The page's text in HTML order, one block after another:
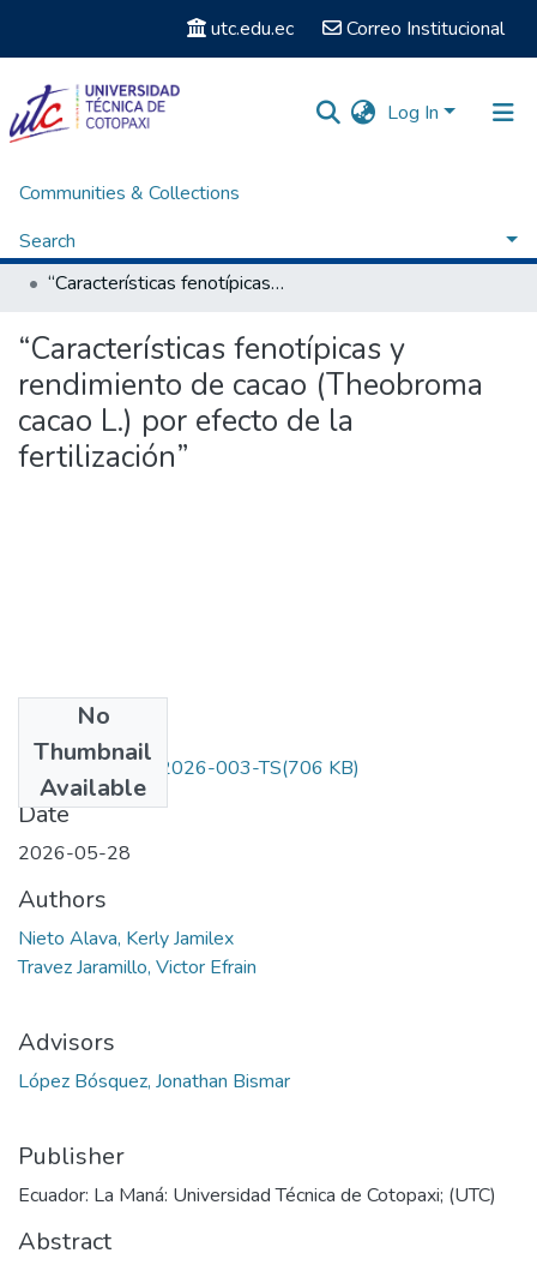
utc.edu.ec Correo Institucional
Log In
Communities & Collections
Search
Statistics
Home
Titulación - Ingeniería en Agronomía
“Características fenotípicas y rendimiento de cacao (Theobroma cacao L.) por efecto de la fertilización”
“Características fenotípicas y
rendimiento de cacao (Theobroma
cacao L.) por efecto de la
fertilización”
No
Thumbnail
Available
UTC-XLM-AGR-2026-003-TS(706 KB)
Date
2026-05-28
Authors
Nieto Alava, Kerly Jamilex
Travez Jaramillo, Victor Efrain
Advisors
López Bósquez, Jonathan Bismar
Publisher
Ecuador: La Maná: Universidad Técnica de Cotopaxi; (UTC)
Abstract